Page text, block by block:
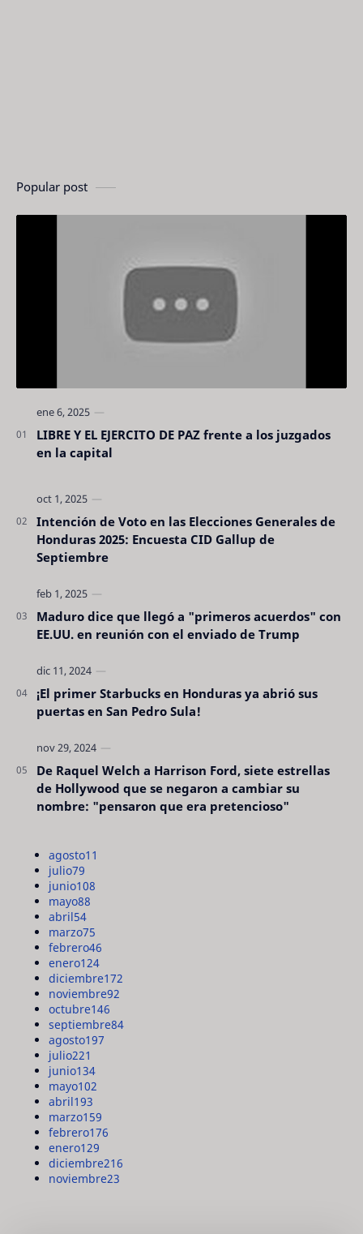
Popular post
LIBRE Y EL EJERCITO DE PAZ frente a los juzgados
en la capital
Intención de Voto en las Elecciones Generales de
Honduras 2025: Encuesta CID Gallup de
Septiembre
Maduro dice que llegó a "primeros acuerdos" con
EE.UU. en reunión con el enviado de Trump
¡El primer Starbucks en Honduras ya abrió sus
puertas en San Pedro Sula!
De Raquel Welch a Harrison Ford, siete estrellas
de Hollywood que se negaron a cambiar su
nombre: "pensaron que era pretencioso"
agosto11
julio79
junio108
mayo88
abril54
marzo75
febrero46
enero124
diciembre172
noviembre92
octubre146
septiembre84
agosto197
julio221
junio134
mayo102
abril193
marzo159
febrero176
enero129
diciembre216
noviembre23